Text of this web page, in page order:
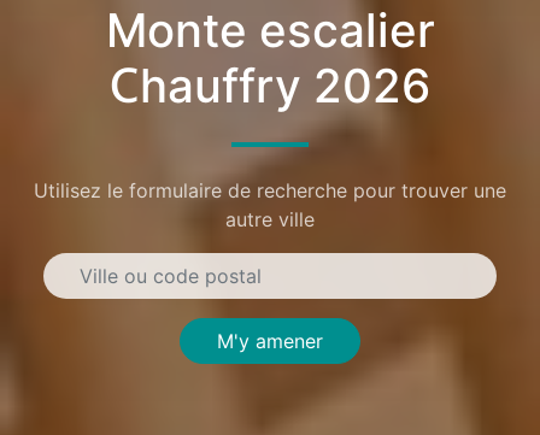
Monte escalier
Chauffry 2026
Utilisez le formulaire de recherche pour trouver une
autre ville
M'y amener